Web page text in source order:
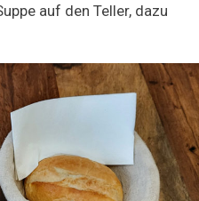
auf den Teller, dazu